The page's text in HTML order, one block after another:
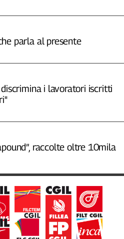
parla al presente
i lavoratori iscritti
raccolte oltre 10mila